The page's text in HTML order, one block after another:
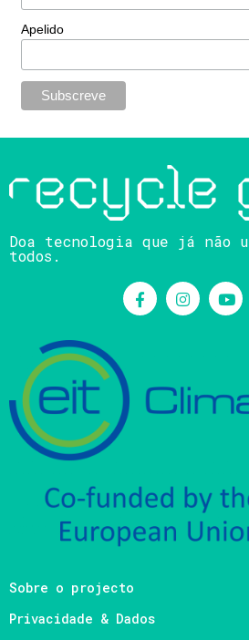
Apelido
Doa tecnologia que já não
todos.
Sobre o projecto
Privacidade & Dados